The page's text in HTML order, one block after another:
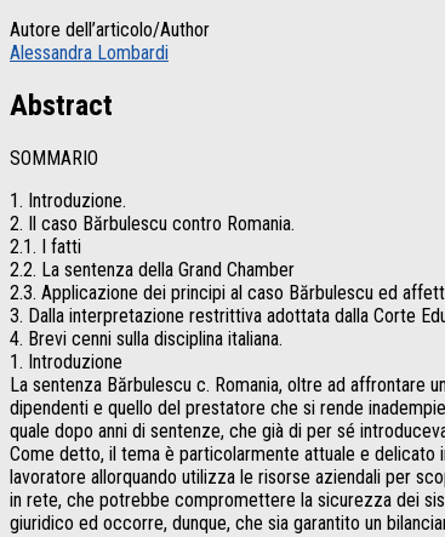
Autore dell’articolo/Author
Alessandra Lombardi
Abstract
SOMMARIO
1. Introduzione.
2. Il caso Bărbulescu contro Romania.
2.1. I fatti
2.2. La sentenza della Grand Chamber
2.3. Applicazione dei principi al caso Bărbulescu ed
3. Dalla interpretazione restrittiva adottata dalla Corte
4. Brevi cenni sulla disciplina italiana.
1. Introduzione
La sentenza Bărbulescu c. Romania, oltre ad affrontare
dipendenti e quello del prestatore che si rende
quale dopo anni di sentenze, che già di per sé
Come detto, il tema è particolarmente attuale e delicato
lavoratore allorquando utilizza le risorse aziendali per
in rete, che potrebbe compromettere la sicurezza dei
giuridico ed occorre, dunque, che sia garantito un